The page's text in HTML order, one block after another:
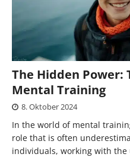
The Hidden Power:
Mental Training
8. Oktober 2024
In the world of mental
role that is often
individuals, working with